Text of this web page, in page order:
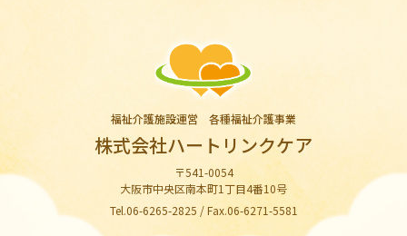
福祉介護施設運営 各種福祉介護事業
株式会社ハートリンクケア
〒541-0054
大阪市中央区南本町1丁目4番10号
Tel.06-6265-2825 / Fax.06-6271-5581